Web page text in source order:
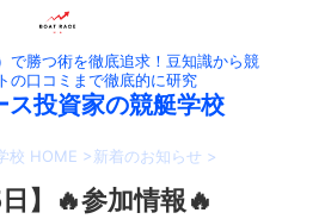
で勝つ術を徹底追求！豆知識から競
の口コミまで徹底的に研究
ス投資家の競艇学校
校 HOME >新着のお知らせ >
】🔥参加情報🔥